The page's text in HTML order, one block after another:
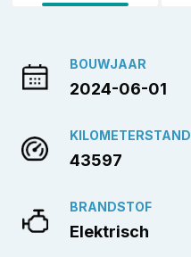
BOUWJAAR
2024-06-01
KILOMETERSTAND
43597
BRANDSTOF
Elektrisch